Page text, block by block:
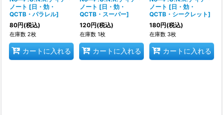
ノート [日・効・
QCTB・パラレル]
80円(税込)
在庫数 2枚
カートに入れる
ノート [日・効・
QCTB・スーパー]
120円(税込)
在庫数 1枚
カートに入れる
ノート [日・効・
QCTB・シークレット]
180円(税込)
在庫数 3枚
カートに入れる